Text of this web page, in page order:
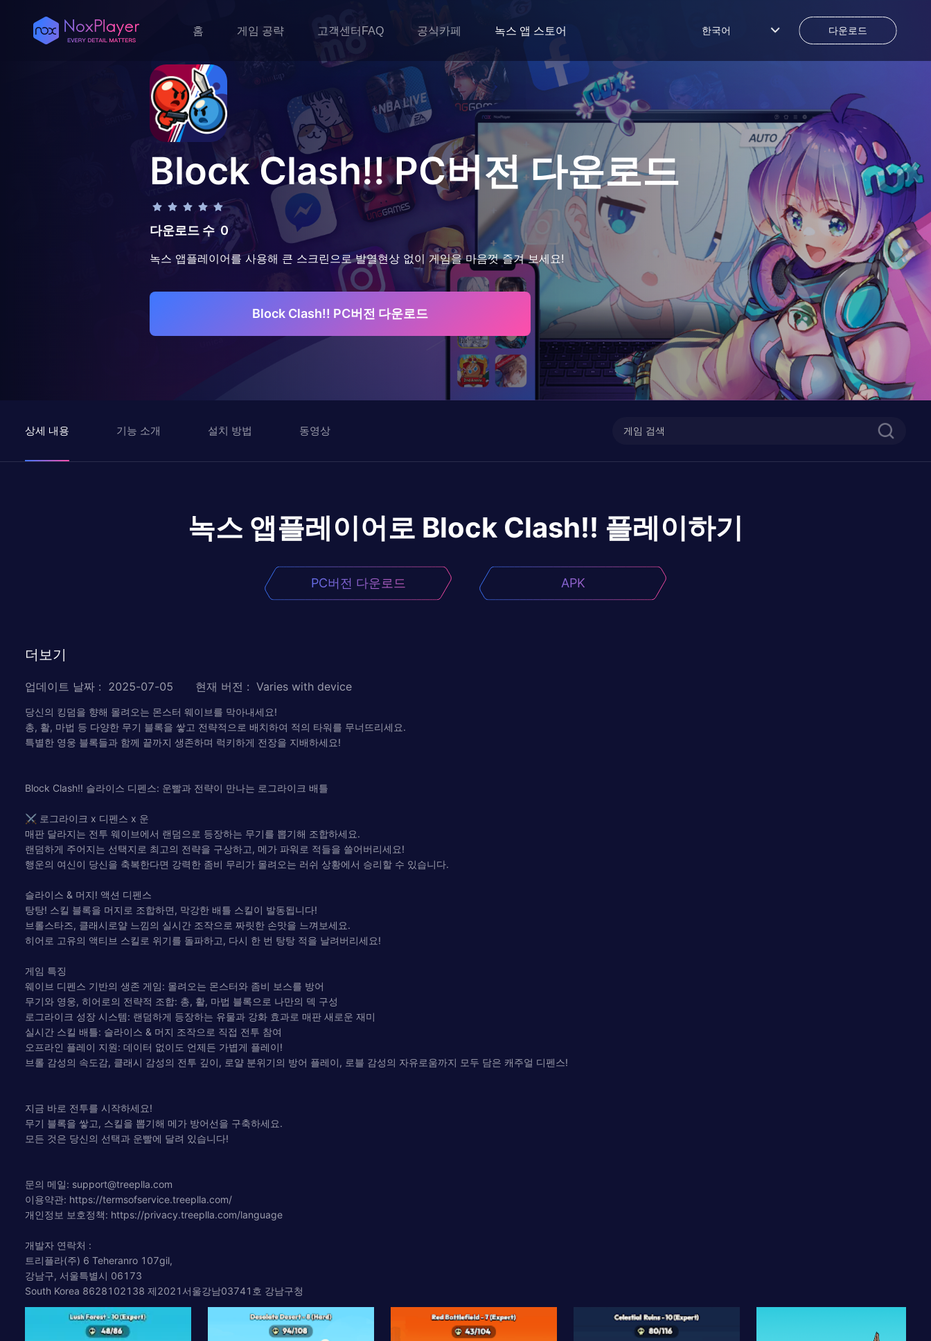
홈 게임 공략 고객센터FAQ 공식카페 녹스 앱 스토어 한국어 다운로드
Block Clash!!PC버전 다운로드
다운로드 수 0
녹스 앱플레이어를 사용해 큰 스크린으로 발열현상 없이 게임을 마음껏 즐겨 보세요!
Block Clash!! PC버전 다운로드
상세 내용 기능 소개 설치 방법 동영상
녹스 앱플레이어로 Block Clash!! 플레이하기
PC버전 다운로드 APK
더보기
업데이트 날짜 : 2025-07-05 현재 버전 : Varies with device
당신의 킹덤을 향해 몰려오는 몬스터 웨이브를 막아내세요!
총, 활, 마법 등 다양한 무기 블록을 쌓고 전략적으로 배치하여 적의 타워를 무너뜨리세요.
특별한 영웅 블록들과 함께 끝까지 생존하며 럭키하게 전장을 지배하세요!
Block Clash!! 슬라이스 디펜스: 운빨과 전략이 만나는 로그라이크 배틀
⚔ 로그라이크 x 디펜스 x 운
매판 달라지는 전투 웨이브에서 랜덤으로 등장하는 무기를 뽑기해 조합하세요.
랜덤하게 주어지는 선택지로 최고의 전략을 구상하고, 메가 파워로 적들을 쓸어버리세요!
행운의 여신이 당신을 축복한다면 강력한 좀비 무리가 몰려오는 러쉬 상황에서 승리할 수 있습니다.
슬라이스 & 머지! 액션 디펜스
탕탕! 스킬 블록을 머지로 조합하면, 막강한 배틀 스킬이 발동됩니다!
브롤스타즈, 클래시로얄 느낌의 실시간 조작으로 짜릿한 손맛을 느껴보세요.
히어로 고유의 액티브 스킬로 위기를 돌파하고, 다시 한 번 탕탕 적을 날려버리세요!
게임 특징
웨이브 디펜스 기반의 생존 게임: 몰려오는 몬스터와 좀비 보스를 방어
무기와 영웅, 히어로의 전략적 조합: 총, 활, 마법 블록으로 나만의 덱 구성
로그라이크 성장 시스템: 랜덤하게 등장하는 유물과 강화 효과로 매판 새로운 재미
실시간 스킬 배틀: 슬라이스 & 머지 조작으로 직접 전투 참여
오프라인 플레이 지원: 데이터 없이도 언제든 가볍게 플레이!
브롤 감성의 속도감, 클래시 감성의 전투 깊이, 로얄 분위기의 방어 플레이, 로블 감성의 자유로움까지 모두 담은 캐주얼 디펜스!
지금 바로 전투를 시작하세요!
무기 블록을 쌓고, 스킬을 뽑기해 메가 방어선을 구축하세요.
모든 것은 당신의 선택과 운빨에 달려 있습니다!
문의 메일: support@treeplla.com
이용약관: https://termsofservice.treeplla.com/
개인정보 보호정책: https://privacy.treeplla.com/language
개발자 연락처 :
트리플라(주) 6 Teheranro 107gil,
강남구, 서울특별시 06173
South Korea 8628102138 제2021서울강남03741호 강남구청